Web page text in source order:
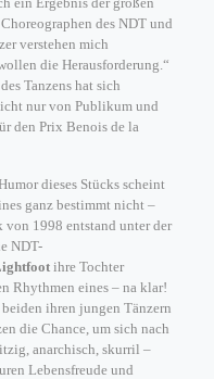
des NDT und
verstehen mich
die Herausforderung.“
Tanzens hat sich
nur von Publikum und
den Prix Benois de la
dieses Stücks scheint
ganz bestimmt nicht –
von 1998 entstand unter der
NDT-
ihre Tochter
Rhythmen eines – na klar!
ihren jungen Tänzern
die Chance, um sich nach
anarchisch, skurril –
Lebensfreude und